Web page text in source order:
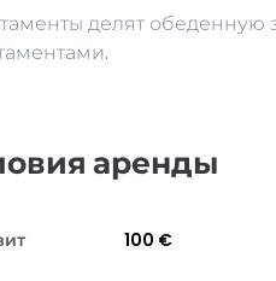
делят обеденную
аренды
100 €